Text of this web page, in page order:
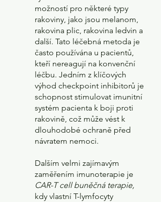
možností pro některé typy
rakoviny, jako jsou melanom,
rakovina plic, rakovina ledvin a
další. Tato léčebná metoda je
často používána u pacientů,
kteří nereagují na konvenční
léčbu. Jedním z klíčových
výhod checkpoint inhibitorů je
schopnost stimulovat imunitní
systém pacienta k boji proti
rakovině, což může vést k
dlouhodobé ochraně před
návratem nemoci.
Dalším velmi zajímavým
zaměřením imunoterapie je
CAR-T cell buněčná terapie,
kdy vlastní T-lymfocyty